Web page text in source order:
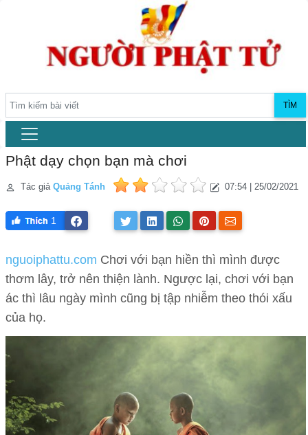
TÌM
Phật dạy chọn bạn mà chơi
Tác giả Quảng Tánh 07:54 | 25/02/2021
1
nguoiphattu.com Chơi với bạn hiền thì mình được
thơm lây, trở nên thiện lành. Ngược lại, chơi với bạn
ác thì lâu ngày mình cũng bị tập nhiễm theo thói xấu
của họ.